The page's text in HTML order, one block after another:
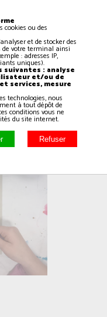
à 18h00
cookies ou des
et de stocker des
votre terminal ainsi
: adresses IP,
uniques).
: analyse
et/ou de
services, mesure
technologies, nous
à tout dépôt de
conditions vous ne
du site internet.